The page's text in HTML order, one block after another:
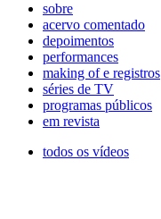
sobre
acervo comentado
depoimentos
performances
making of e registros
séries de TV
programas públicos
em revista
todos os vídeos